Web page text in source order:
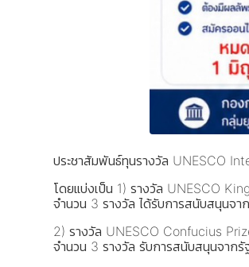
ประชาสัมพันธ์ทุนรางวัล UNESCO
โดยแบ่งเป็น 1) รางวัล UNESCO
จำนวน 3 รางวัล ได้รับการสนับสนุนจ
2) รางวัล UNESCO Confucius
จำนวน 3 รางวัล รับการสนับสนุนจาก